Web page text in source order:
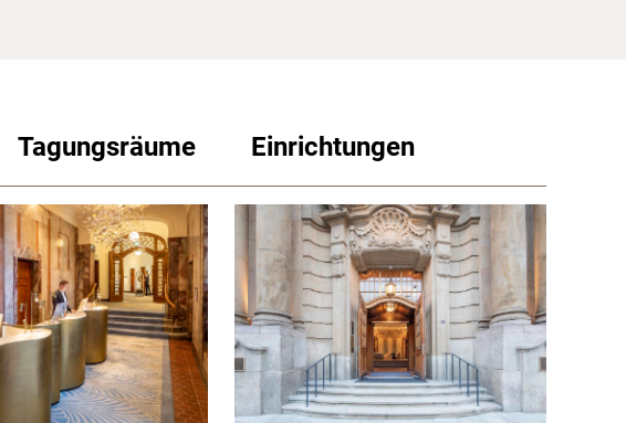
Tagungsräume Einrichtungen